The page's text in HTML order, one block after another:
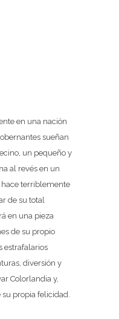
en una nación
sueñan
un pequeño y
al revés en un
hace terriblemente
de su total
en una pieza
de su propio
estrafalarios
diversión y
Colorlandia y,
su propia felicidad.